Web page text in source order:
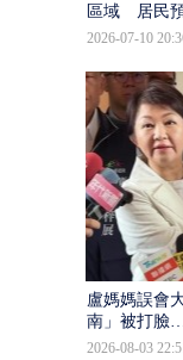
區域 居民
2026-07-10
盧媽媽誤會
南」被打臉
2026-08-03